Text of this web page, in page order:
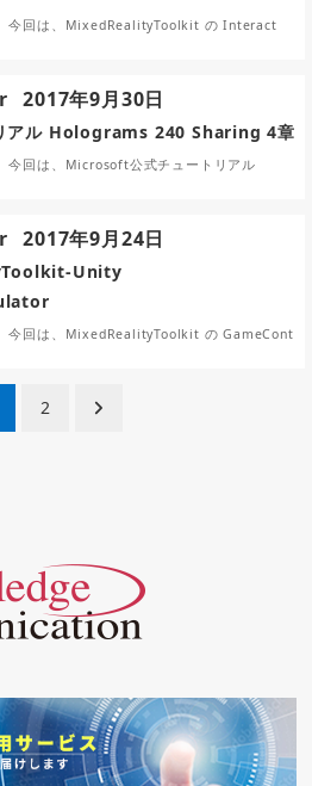
今回は、MixedRealityToolkit の Interact
アル Holograms 240 Sharing 4章
今回は、Microsoft公式チュートリアル
2017年9月30日
Unity
今回は、MixedRealityToolkit の GameCont
2017年9月24日
2